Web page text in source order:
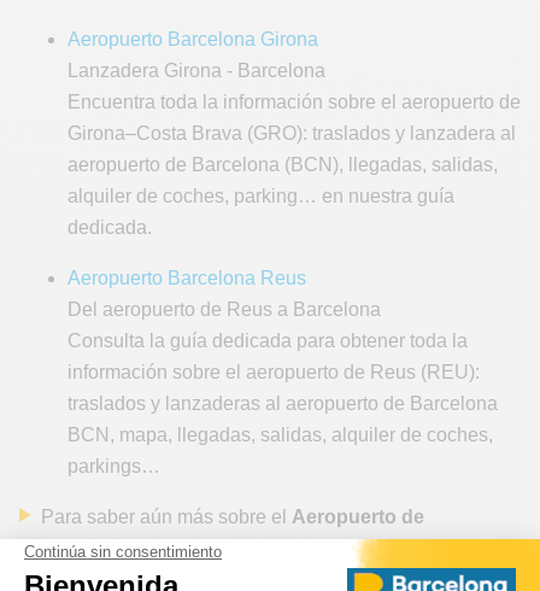
Aeropuerto Barcelona Girona
Lanzadera Girona - Barcelona
Encuentra toda la información sobre el aeropuerto de
Girona–Costa Brava (GRO): traslados y lanzadera al
aeropuerto de Barcelona (BCN), llegadas, salidas,
alquiler de coches, parking… en nuestra guía
dedicada.
Aeropuerto Barcelona Reus
Del aeropuerto de Reus a Barcelona
Consulta la guía dedicada para obtener toda la
información sobre el aeropuerto de Reus (REU):
traslados y lanzaderas al aeropuerto de Barcelona
BCN, mapa, llegadas, salidas, alquiler de coches,
parkings…
Para saber aún más sobre el Aeropuerto de
Barcelona El Prat, utiliza los siguientes dosieres: ¡Sigue
al piloto!